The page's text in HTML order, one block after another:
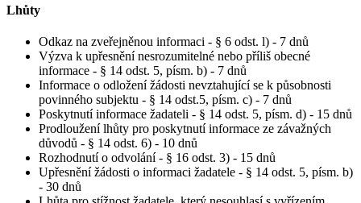
Lhůty
Odkaz na zveřejněnou informaci - § 6 odst. l) - 7 dnů
Výzva k upřesnění nesrozumitelné nebo příliš obecné
informace - § 14 odst. 5, písm. b) - 7 dnů
Informace o odložení žádosti nevztahující se k působnosti
povinného subjektu - § 14 odst.5, písm. c) - 7 dnů
Poskytnutí informace žadateli - § 14 odst. 5, písm. d) - 15 dnů
Prodloužení lhůty pro poskytnutí informace ze závažných
důvodů - § 14 odst. 6) - 10 dnů
Rozhodnutí o odvolání - § 16 odst. 3) - 15 dnů
Upřesnění žádosti o informaci žadatele - § 14 odst. 5, písm. b)
- 30 dnů